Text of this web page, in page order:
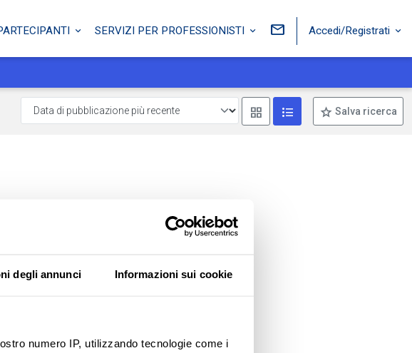
degli annunci Informazioni sui cookie
numero IP, utilizzando tecnologie come i
SERVIZI PER PROFESSIONISTI Accedi/Registrati
Mostra come box
Mostra come lista
Salva ricerca